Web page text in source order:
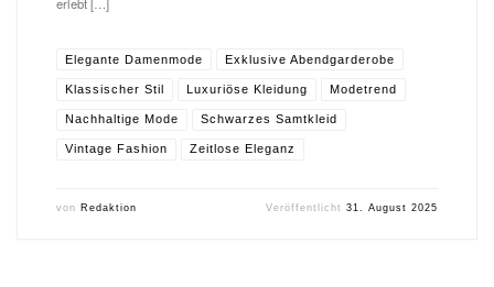
Elegante Damenmode Exklusive Abendgarderobe
Klassischer Stil Luxuriöse Kleidung Modetrend
Nachhaltige Mode Schwarzes Samtkleid
Vintage Fashion Zeitlose Eleganz
von Redaktion Veröffentlicht31. August 2025